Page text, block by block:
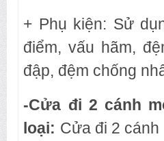
+ Phụ kiện: Sử
điểm, vấu hãm,
đập, đệm chống
-Cửa đi 2 cánh
loại: Cửa đi 2